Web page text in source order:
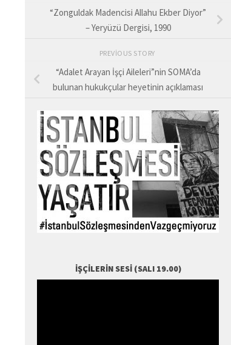
“Zonguldak Madencisi Allahu Ekber Diyor”
– Yeryüzü Dergisi, 1990
PREVIOUS STORY
“Adalet Arayan İşçi Aileleri”nin SOMA’da
bulunan hukukçular heyetinin açıklaması
İŞÇILERIN SESI (SALI 19.00)